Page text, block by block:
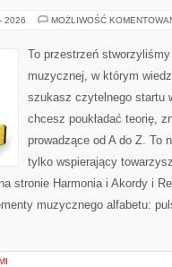
2026 MOŻLIWOŚĆ
To przestrzeń
muzycznej, w którym
szukasz czytelnego startu
chcesz poukładać teorię,
prowadzące od A do Z. To
tylko wspierający
stronie Harmonia i Akordy i
muzycznego alfabetu: